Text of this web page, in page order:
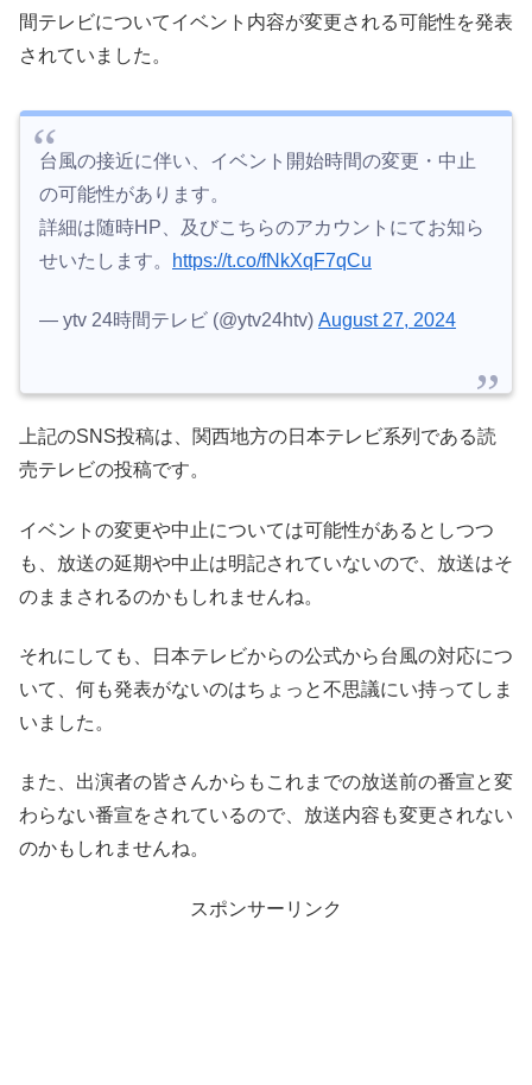
間テレビについてイベント内容が変更される可能性を発表
されていました。
台風の接近に伴い、イベント開始時間の変更・中止
の可能性があります。
詳細は随時HP、及びこちらのアカウントにてお知ら
せいたします。
https://t.co/fNkXqF7qCu
— ytv 24時間テレビ (@ytv24htv) August 27, 2024
上記のSNS投稿は、関西地方の日本テレビ系列である読
売テレビの投稿です。
イベントの変更や中止については可能性があるとしつつ
も、放送の延期や中止は明記されていないので、放送はそ
のままされるのかもしれませんね。
それにしても、日本テレビからの公式から台風の対応につ
いて、何も発表がないのはちょっと不思議にい持ってしま
いました。
また、出演者の皆さんからもこれまでの放送前の番宣と変
わらない番宣をされているので、放送内容も変更されない
のかもしれませんね。
スポンサーリンク